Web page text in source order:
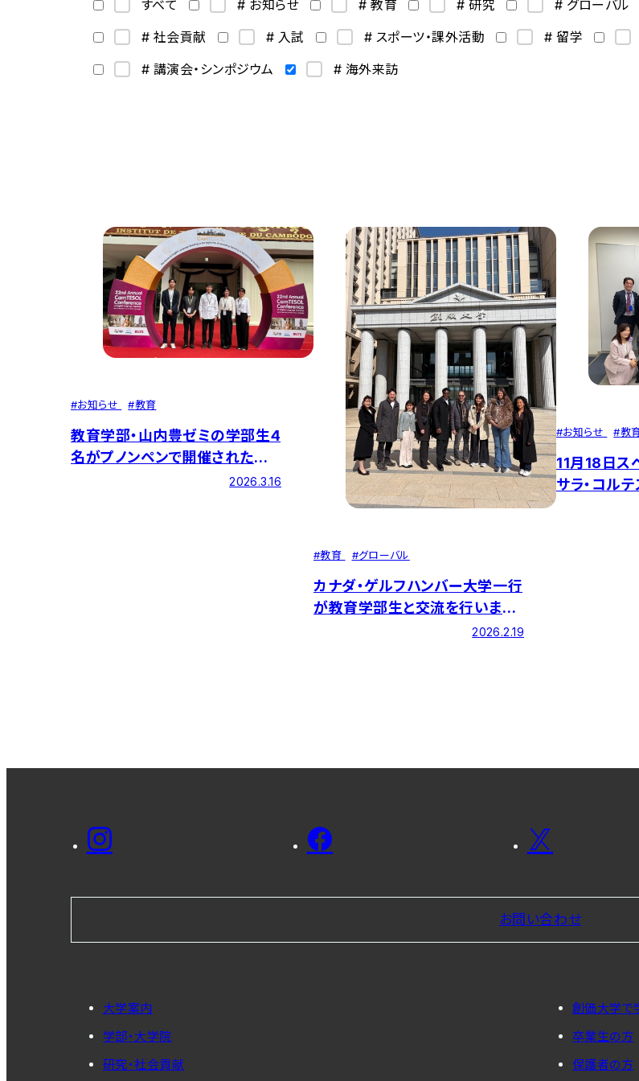
すべて # お知らせ # 教育 # 研究 # グローバル
# 社会貢献
# 入試 # スポーツ・課外活動 # 留学
# 講演会・シンポジウム
# 海外来訪
#お知らせ #教育
教育学部・山内豊ゼミの学部生4
名がプノンペンで開催された二
千人規模の国際会議で研究発表
2026.3.16
#教育 #グローバル
カナダ・ゲルフハンバー大学一行
が教育学部生と交流を行いまし
2026.2.19
#お知らせ #教
11月18日ス
サラ・コル
長一行５名
お問い合わせ
大学案内
学部・大学院
研究・社会貢献
創価大学で
卒業生の方
保護者の方